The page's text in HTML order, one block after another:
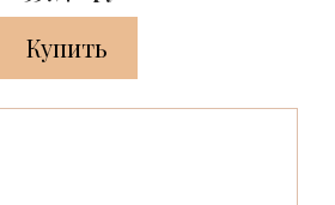
Купить